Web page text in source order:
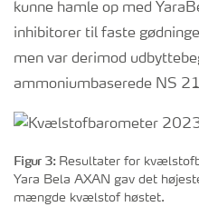
kunne hamle op med
inhibitorer til faste
men var derimod
ammoniumbaserede NS
Figur 3: Resultater for
Yara Bela AXAN gav det
mængde kvælstof høstet.